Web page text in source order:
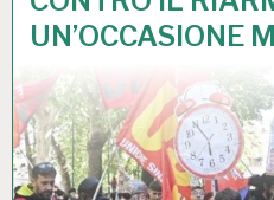
UN’OCCASIONE